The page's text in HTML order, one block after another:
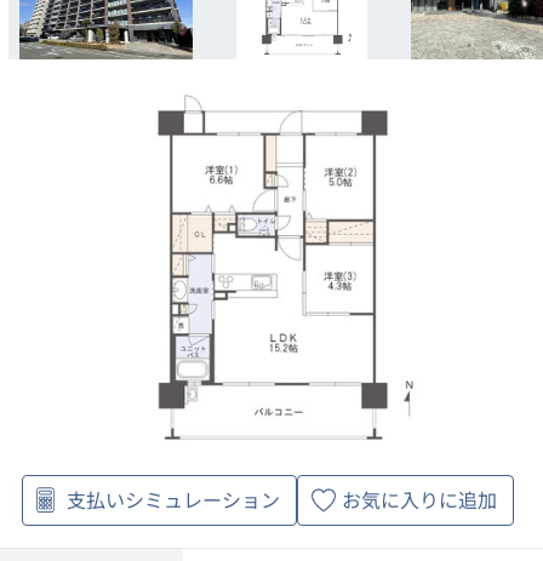
支払いシミュレーション お気に入りに追加